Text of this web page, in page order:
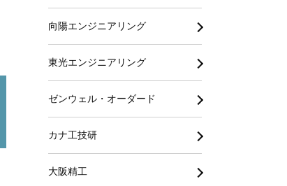
向陽エンジニアリング
東光エンジニアリング
ゼンウェル・オーダード
カナ工技研
大阪精工